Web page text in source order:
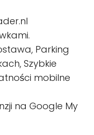
Parking
Szybkie
mobilne
na Google My